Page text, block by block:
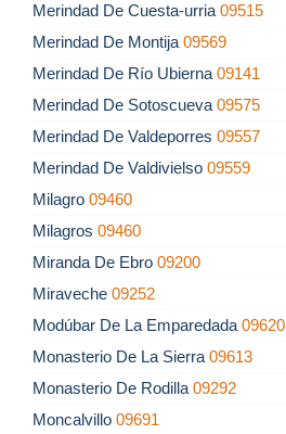
Merindad De Cuesta-urria 09515
Merindad De Montija 09569
Merindad De Río Ubierna 09141
Merindad De Sotoscueva 09575
Merindad De Valdeporres 09557
Merindad De Valdivielso 09559
Milagro 09460
Milagros 09460
Miranda De Ebro 09200
Miraveche 09252
Modúbar De La Emparedada 09620
Monasterio De La Sierra 09613
Monasterio De Rodilla 09292
Moncalvillo 09691